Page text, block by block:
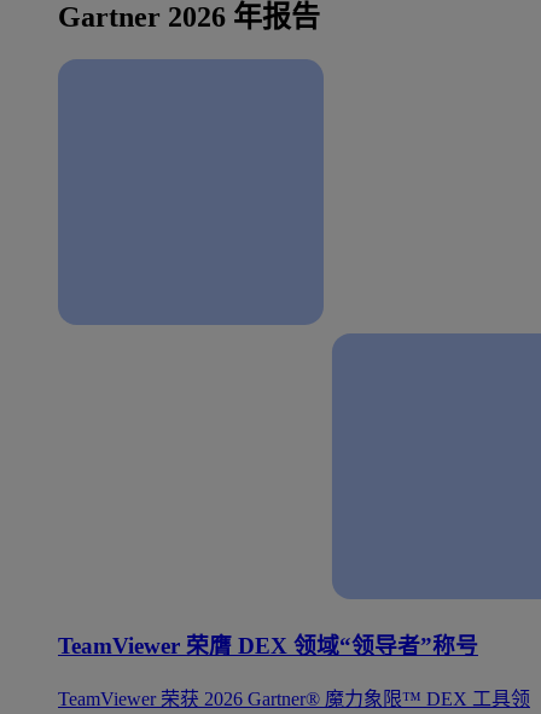
Gartner 2026 年报告
TeamViewer 荣膺 DEX 领域“领导者”称号
TeamViewer 荣获 2026 Gartner® 魔力象限™ DEX 工具领